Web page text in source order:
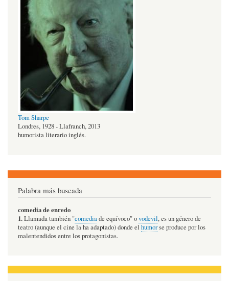
Tom Sharpe
Londres, 1928 - Llafranch, 2013
humorista literario inglés.
Palabra más buscada
comedia de enredo
1.Llamada también "comediade equívoco" ovodevil, es un género de
teatro (aunque el cine la ha adaptado) donde el humorse produce por los
malentendidos entre los protagonistas.